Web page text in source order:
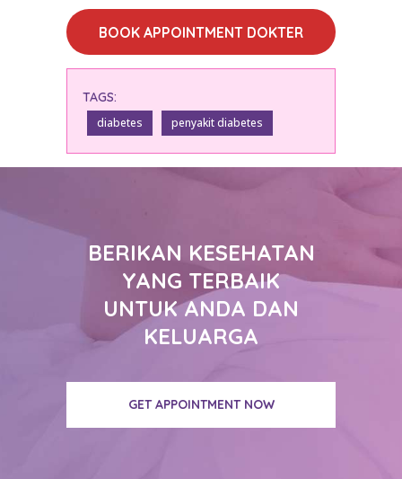
BOOK APPOINTMENT DOKTER
TAGS:
diabetes penyakit diabetes
BERIKAN KESEHATAN
YANG TERBAIK
UNTUK ANDA DAN
KELUARGA
GET APPOINTMENT NOW